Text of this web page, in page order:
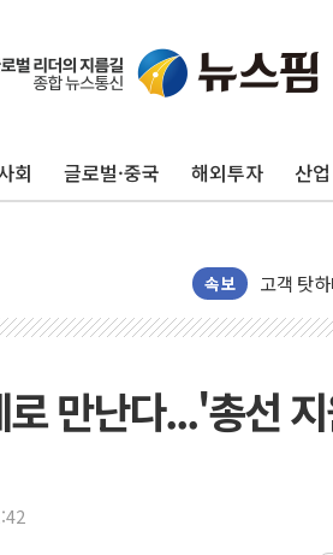
회 글로벌·중국 해외투자 산업
속보
[일본
국내 최
[마감시
지적 장
코인원,
파주 쇼
10프로
이성훈
KT&G,
만난다...'총선